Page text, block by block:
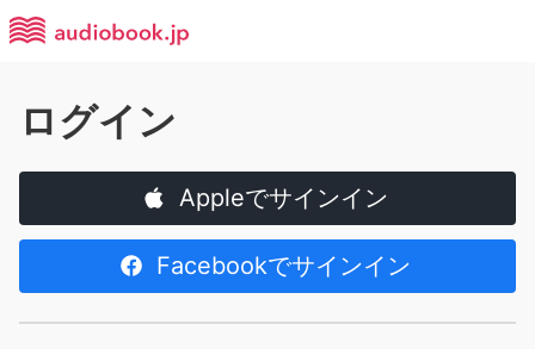
ログイン
Appleでサインイン
Facebookでサインイン